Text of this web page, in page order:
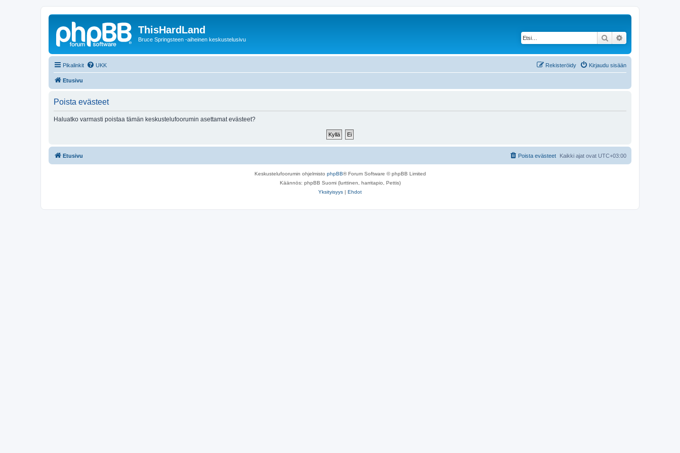
ThisHardLand
Bruce Springsteen -aiheinen keskustelusivu Etsi
Pikalinkit UKK Kirjaudu sisään
Rekisteröidy
Etusivu
Poista evästeet
Haluatko varmasti poistaa tämän keskustelufoorumin asettamat evästeet?
Etusivu Kaikki ajat ovat UTC+03:00
Poista evästeet
Keskustelufoorumin ohjelmisto phpBB® Forum Software © phpBB Limited
Käännös: phpBB Suomi (lurttinen, harritapio, Pettis)
Yksityisyys | Ehdot